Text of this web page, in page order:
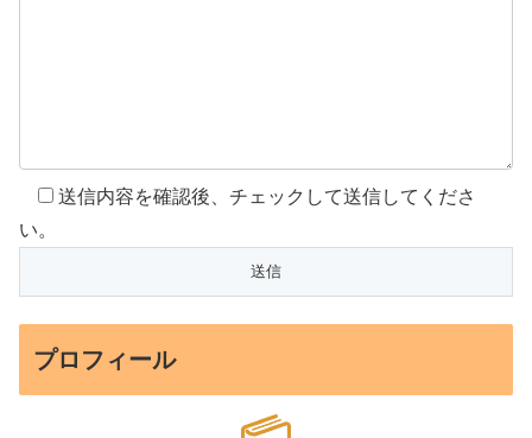
送信内容を確認後、チェックして送信してくださ
い。
プロフィール